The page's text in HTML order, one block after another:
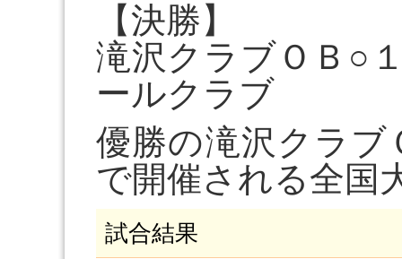
【決勝】
滝沢クラブＯＢ○
ールクラブ
優勝の滝沢クラブ
で開催される全国
試合結果